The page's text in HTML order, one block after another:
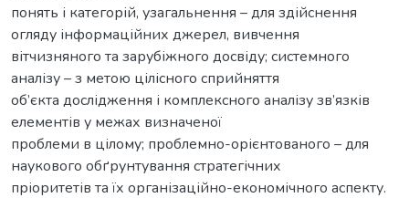
понять і категорій, узагальнення – для здійснення
огляду інформаційних джерел, вивчення
вітчизняного та зарубіжного досвіду; системного
аналізу – з метою цілісного сприйняття
об’єкта дослідження і комплексного аналізу зв’язків
елементів у межах визначеної
проблеми в цілому; проблемно-орієнтованого – для
наукового обґрунтування стратегічних
пріоритетів та їх організаційно-економічного аспекту.